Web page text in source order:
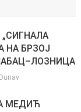
НА БРЗОЈ
МЕДИЋ